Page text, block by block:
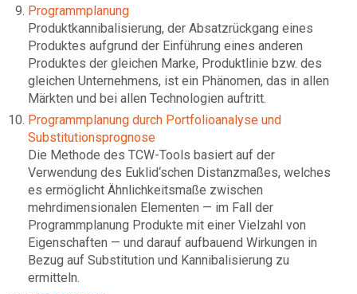
Programmplanung
Produktkannibalisierung, der Absatzrückgang eines
Produktes aufgrund der Einführung eines anderen
Produktes der gleichen Marke, Produktlinie bzw. des
gleichen Unternehmens, ist ein Phänomen, das in allen
Märkten und bei allen Technologien auftritt.
Programmplanung durch Portfolioanalyse und
Substitutionsprognose
Die Methode des TCW-Tools basiert auf der
Verwendung des Euklid‘schen Distanzmaßes, welches
es ermöglicht Ähnlichkeitsmaße zwischen
mehrdimensionalen Elementen — im Fall der
Programmplanung Produkte mit einer Vielzahl von
Eigenschaften — und darauf aufbauend Wirkungen in
Bezug auf Substitution und Kannibalisierung zu
ermitteln.